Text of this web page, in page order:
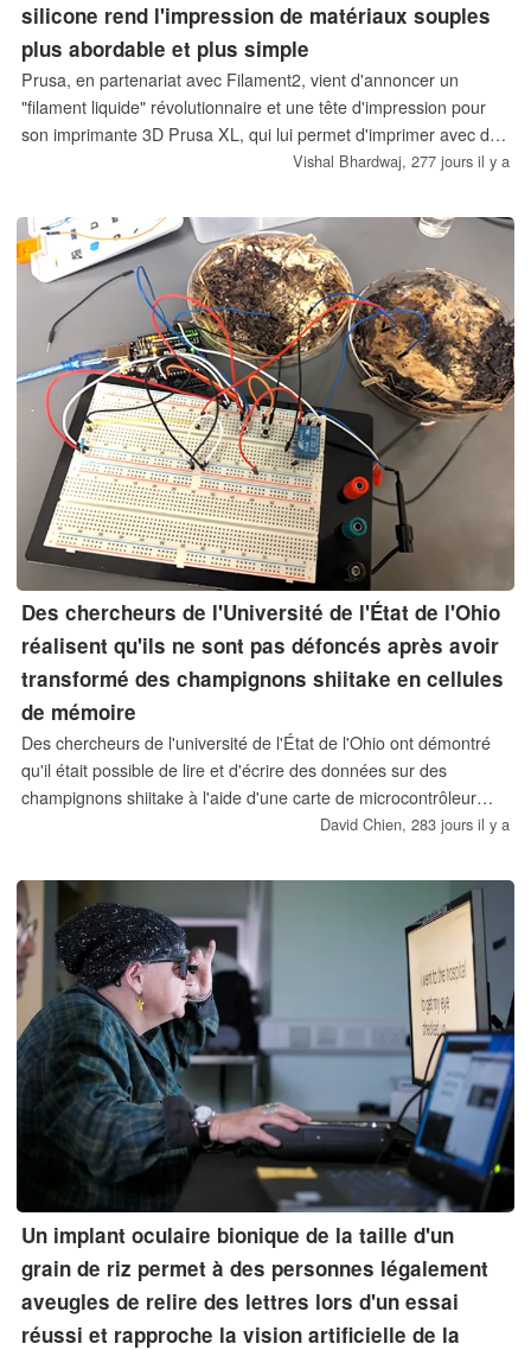
silicone rend l'impression de matériaux souples
plus abordable et plus simple
Prusa, en partenariat avec Filament2, vient d'annoncer un
"filament liquide" révolutionnaire et une tête d'impression pour
son imprimante 3D Prusa XL, qui lui permet d'imprimer avec des
matériaux fluides comme le silicone, l'époxy et même le
existantes. La démonstration montre l'impression de pièces
flexibles en silicone avec une bobine de filament et une tête
d'impression standard, avec la même précision que pour
l'impression FDM classique.
Vishal Bhardwaj, 277 jours il y a
Des chercheurs de l'Université de l'État de l'Ohio
réalisent qu'ils ne sont pas défoncés après avoir
transformé des champignons shiitake en cellules
de mémoire
Des chercheurs de l'université de l'État de l'Ohio ont démontré
qu'il était possible de lire et d'écrire des données sur des
champignons shiitake à l'aide d'une carte de microcontrôleur
Arduino UNO et d'un simple circuit d'essai. Les obstacles à la
mères affamées.
David Chien, 283 jours il y a
Un implant oculaire bionique de la taille d'un
grain de riz permet à des personnes légalement
aveugles de relire des lettres lors d'un essai
réussi et rapproche la vision artificielle de la